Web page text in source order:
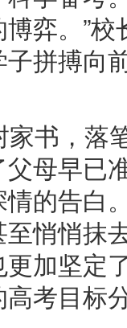
弈。”
拼搏向
书，落
母早已
的告白
悄悄抹
加坚定
考目标